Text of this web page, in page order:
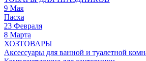
9 Мая
Пасха
23 Февраля
8 Марта
ХОЗТОВАРЫ
Аксессуары для ванной и туалетной